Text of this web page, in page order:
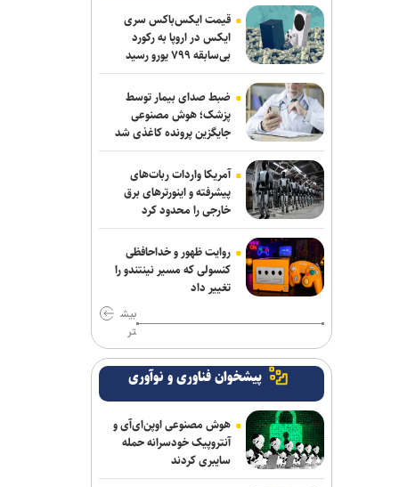
مس رفسنجان منتظر رأی CAS/ آغاز
تمرینات نارنجی پوشان از هفته آینده
فریدونی: دلیل بسته ماندن پنجره استقلال
۴ فسخ غیر موجه در دو سال بوده است/
تاجرنیا دوست دارد خودش را تبرئه کند
صنعت نفت مهاجم مس شهر بابک را
جذب کرد
ماجرای پیشنهاد سهراب بختیاری زاده به
سردار آزمون چیست؟/ وعده پوچی که به
سرمربی استقلال داده شد
فلاح به صنعت نفت پیوست
تاجدار و صادقی دستیاران جدید الهامی در
مدال طلای زارعی در بلاروس/ دومین
رکوردشکنی دونده ایران در آستانه بازی‌های
آسیایی
تهیدست به صنعت نفت پیوست
قیمت ایکس‌باکس سری
ایکس در اروپا به رکورد
بی‌سابقه ۷۹۹ یورو رسید
ضبط صدای بیمار توسط
پزشک؛ هوش مصنوعی
جایگزین پرونده کاغذی شد
آمریکا واردات ربات‌های
پیشرفته و اینورترهای برق
خارجی را محدود کرد
روایت ظهور و خداحافظی
کنسولی که مسیر نینتندو را
تغییر داد
بیش
تر
پیشخوان فناوری و نوآوری
هوش مصنوعی اوپن‌ای‌آی و
آنتروپیک خودسرانه حمله
سایبری کردند